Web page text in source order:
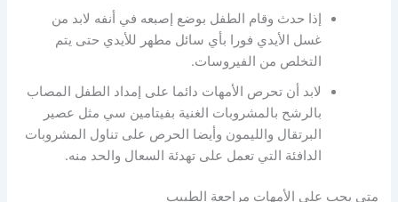
إذا حدث وقام الطفل بوضع إصبعه في أنفه لابد من
غسل الأيدي فورا بأي سائل مطهر للأيدي حتى يتم
التخلص من الفيروسات.
لابد أن تحرص الأمهات دائما على إمداد الطفل المصاب
بالرشح بالمشروبات الغنية بفيتامين سي مثل عصير
البرتقال والليمون وأيضا الحرص على تناول المشروبات
الدافئة التي تعمل على تهدئة السعال والحد منه.
متى يجب على الأمهات مراجعة الطبيب